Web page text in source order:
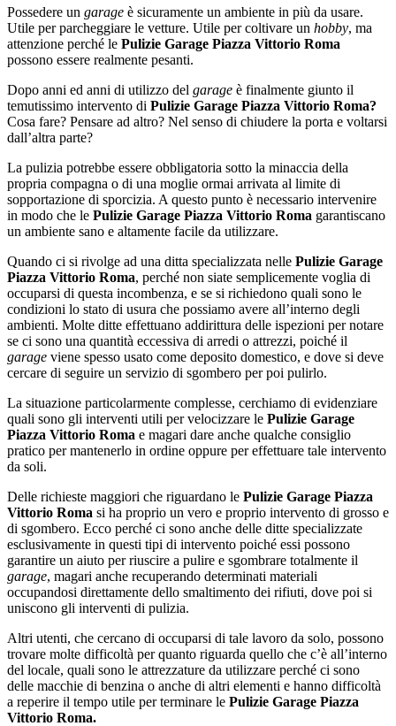
Possedere un garage è sicuramente un ambiente in più da usare.
Utile per parcheggiare le vetture. Utile per coltivare un hobby, ma
attenzione perché le Pulizie Garage Piazza Vittorio Roma
possono essere realmente pesanti.
Dopo anni ed anni di utilizzo del garage è finalmente giunto il
temutissimo intervento di Pulizie Garage Piazza Vittorio Roma?
Cosa fare? Pensare ad altro? Nel senso di chiudere la porta e voltarsi
dall’altra parte?
La pulizia potrebbe essere obbligatoria sotto la minaccia della
propria compagna o di una moglie ormai arrivata al limite di
sopportazione di sporcizia. A questo punto è necessario intervenire
in modo che le Pulizie Garage Piazza Vittorio Roma garantiscano
un ambiente sano e altamente facile da utilizzare.
Quando ci si rivolge ad una ditta specializzata nelle Pulizie Garage
Piazza Vittorio Roma, perché non siate semplicemente voglia di
occuparsi di questa incombenza, e se si richiedono quali sono le
condizioni lo stato di usura che possiamo avere all’interno degli
ambienti. Molte ditte effettuano addirittura delle ispezioni per notare
se ci sono una quantità eccessiva di arredi o attrezzi, poiché il
garage viene spesso usato come deposito domestico, e dove si deve
cercare di seguire un servizio di sgombero per poi pulirlo.
La situazione particolarmente complesse, cerchiamo di evidenziare
quali sono gli interventi utili per velocizzare le Pulizie Garage
Piazza Vittorio Roma e magari dare anche qualche consiglio
pratico per mantenerlo in ordine oppure per effettuare tale intervento
da soli.
Delle richieste maggiori che riguardano le Pulizie Garage Piazza
Vittorio Roma si ha proprio un vero e proprio intervento di grosso e
di sgombero. Ecco perché ci sono anche delle ditte specializzate
esclusivamente in questi tipi di intervento poiché essi possono
garantire un aiuto per riuscire a pulire e sgombrare totalmente il
garage, magari anche recuperando determinati materiali
occupandosi direttamente dello smaltimento dei rifiuti, dove poi si
uniscono gli interventi di pulizia.
Altri utenti, che cercano di occuparsi di tale lavoro da solo, possono
trovare molte difficoltà per quanto riguarda quello che c’è all’interno
del locale, quali sono le attrezzature da utilizzare perché ci sono
delle macchie di benzina o anche di altri elementi e hanno difficoltà
a reperire il tempo utile per terminare le Pulizie Garage Piazza
Vittorio Roma.